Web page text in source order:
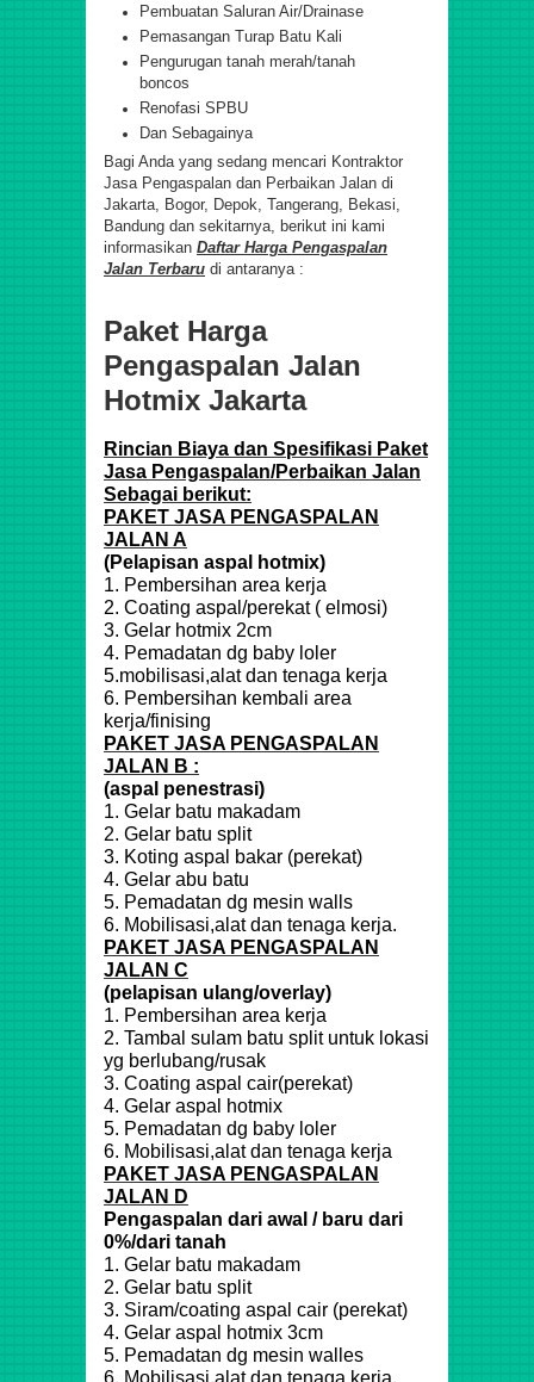
Pembuatan Saluran Air/Drainase
Pemasangan Turap Batu Kali
Pengurugan tanah merah/tanah
boncos
Renofasi SPBU
Dan Sebagainya
Bagi Anda yang sedang mencari Kontraktor
Jasa Pengaspalan dan Perbaikan Jalan di
Jakarta, Bogor, Depok, Tangerang, Bekasi,
Bandung dan sekitarnya, berikut ini kami
informasikan Daftar Harga Pengaspalan
Jalan Terbaru di antaranya :
Paket Harga
Pengaspalan Jalan
Hotmix Jakarta
Rincian Biaya dan Spesifikasi Paket
Jasa Pengaspalan/Perbaikan Jalan
Sebagai berikut:
PAKET JASA PENGASPALAN
JALAN A
(Pelapisan aspal hotmix)
1. Pembersihan area kerja
2. Coating aspal/perekat ( elmosi)
3. Gelar hotmix 2cm
4. Pemadatan dg baby loler
5.mobilisasi,alat dan tenaga kerja
6. Pembersihan kembali area
kerja/finising
PAKET JASA PENGASPALAN
JALAN B :
(aspal penestrasi)
1. Gelar batu makadam
2. Gelar batu split
3. Koting aspal bakar (perekat)
4. Gelar abu batu
5. Pemadatan dg mesin walls
6. Mobilisasi,alat dan tenaga kerja.
PAKET JASA PENGASPALAN
JALAN C
(pelapisan ulang/overlay)
1. Pembersihan area kerja
2. Tambal sulam batu split untuk lokasi
yg berlubang/rusak
3. Coating aspal cair(perekat)
4. Gelar aspal hotmix
5. Pemadatan dg baby loler
6. Mobilisasi,alat dan tenaga kerja
PAKET JASA PENGASPALAN
JALAN D
Pengaspalan dari awal / baru dari
0%/dari tanah
1. Gelar batu makadam
2. Gelar batu split
3. Siram/coating aspal cair (perekat)
4. Gelar aspal hotmix 3cm
5. Pemadatan dg mesin walles
6. Mobilisasi,alat dan tenaga kerja.